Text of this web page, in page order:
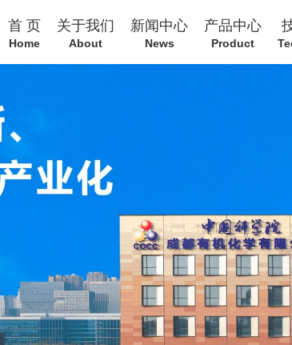
首 页
Home
关于我们
About
新闻中心
News
产品中心
Product